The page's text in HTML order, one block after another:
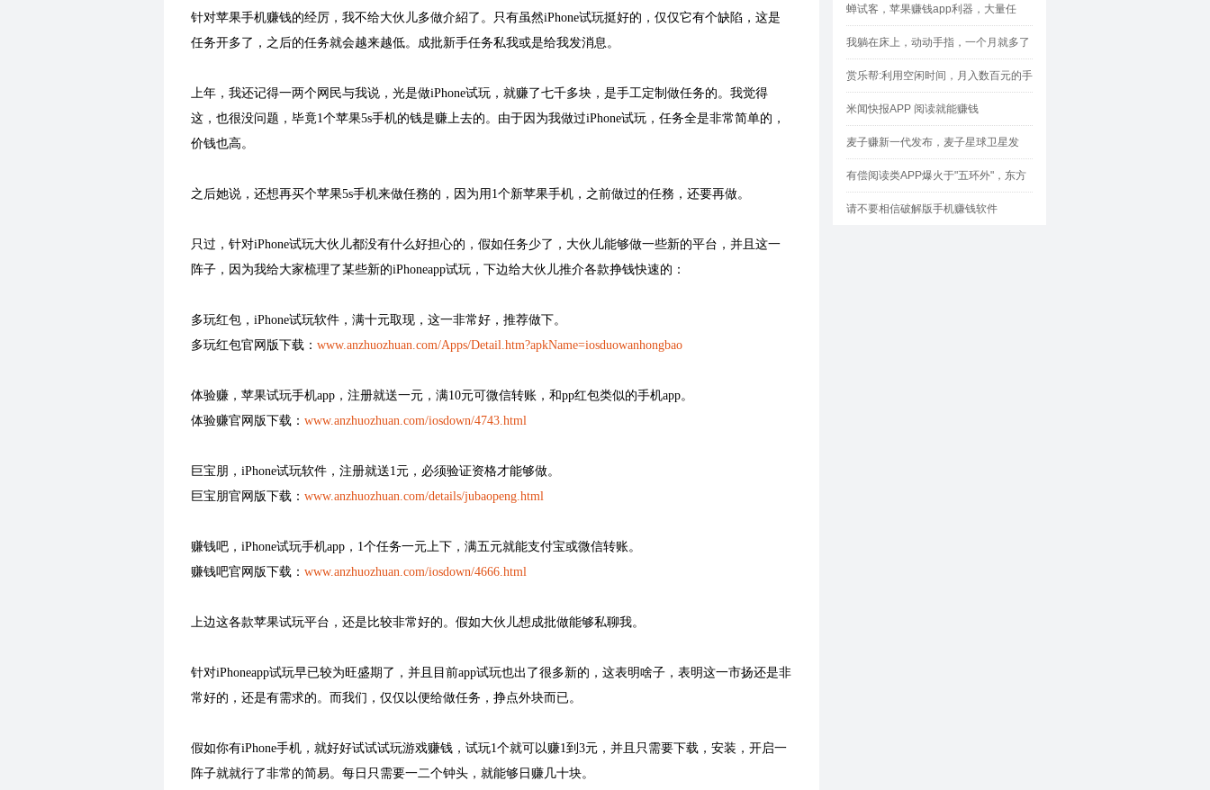
针对苹果手机赚钱的经厉，我不给大伙儿多做介紹了。只有虽然iPhone试玩挺好的，仅仅它有个缺陷，这是
任务开多了，之后的任务就会越来越低。成批新手任务私我或是给我发消息。
上年，我还记得一两个网民与我说，光是做iPhone试玩，就赚了七千多块，是手工定制做任务的。我觉得
这，也很没问题，毕竟1个苹果5s手机的钱是赚上去的。由于因为我做过iPhone试玩，任务全是非常简单的，
价钱也高。
之后她说，还想再买个苹果5s手机来做任務的，因为用1个新苹果手机，之前做过的任務，还要再做。
只过，针对iPhone试玩大伙儿都没有什么好担心的，假如任务少了，大伙儿能够做一些新的平台，并且这一
阵子，因为我给大家梳理了某些新的iPhoneapp试玩，下边给大伙儿推介各款挣钱快速的：
多玩红包，iPhone试玩软件，满十元取现，这一非常好，推荐做下。
多玩红包官网版下载： www.anzhuozhuan.com/Apps/Detail.htm?apkName=iosduowanhongbao
体验赚，苹果试玩手机app，注册就送一元，满10元可微信转账，和pp红包类似的手机app。
体验赚官网版下载： www.anzhuozhuan.com/iosdown/4743.html
巨宝朋，iPhone试玩软件，注册就送1元，必须验证资格才能够做。
巨宝朋官网版下载： www.anzhuozhuan.com/details/jubaopeng.html
赚钱吧，iPhone试玩手机app，1个任务一元上下，满五元就能支付宝或微信转账。
赚钱吧官网版下载： www.anzhuozhuan.com/iosdown/4666.html
上边这各款苹果试玩平台，还是比较非常好的。假如大伙儿想成批做能够私聊我。
针对iPhoneapp试玩早已较为旺盛期了，并且目前app试玩也出了很多新的，这表明啥子，表明这一市扬还是非
常好的，还是有需求的。而我们，仅仅以便给做任务，挣点外块而已。
假如你有iPhone手机，就好好试试试玩游戏赚钱，试玩1个就可以赚1到3元，并且只需要下载，安装，开启一
阵子就就行了非常的简易。每日只需要一二个钟头，就能够日赚几十块。
蝉试客，苹果赚钱app利器，大量任
我躺在床上，动动手指，一个月就多了
赏乐帮:利用空闲时间，月入数百元的手
米闻快报APP 阅读就能赚钱
麦子赚新一代发布，麦子星球卫星发
有偿阅读类APP爆火于"五环外"，东方
请不要相信破解版手机赚钱软件